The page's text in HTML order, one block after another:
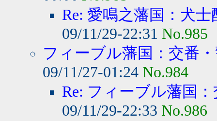
Re: 愛鳴之藩国：犬士
09/11/29-22:31 No.985
フィーブル藩国：交番
09/11/27-01:24 No.984
Re: フィーブル藩国
09/11/29-22:33 No.986